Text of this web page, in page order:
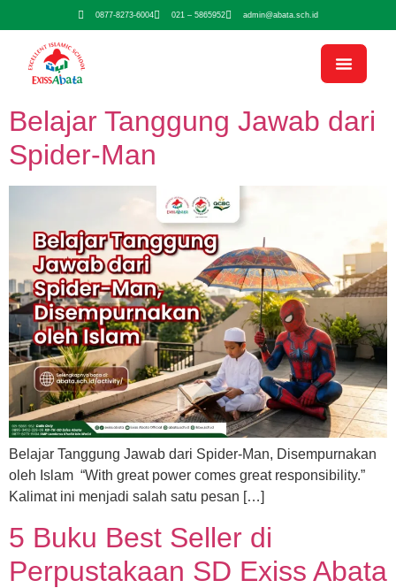
0877-8273-6004 021 – 5865952 admin@abata.sch.id
Belajar Tanggung Jawab dari
Spider-Man
Belajar Tanggung Jawab dari Spider-Man, Disempurnakan
oleh Islam “With great power comes great responsibility.”
Kalimat ini menjadi salah satu pesan […]
5 Buku Best Seller di
Perpustakaan SD Exiss Abata